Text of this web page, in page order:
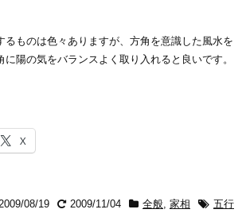
るものは色々ありますが、方角を意識した風水を
陽の気をバランスよく取り入れると良いです。
X
2009/08/19 2009/11/04 全般 家相 五行